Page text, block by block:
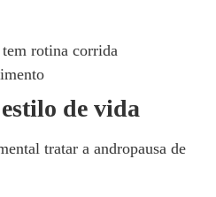
rotina corrida
de vida
tratar a andropausa de